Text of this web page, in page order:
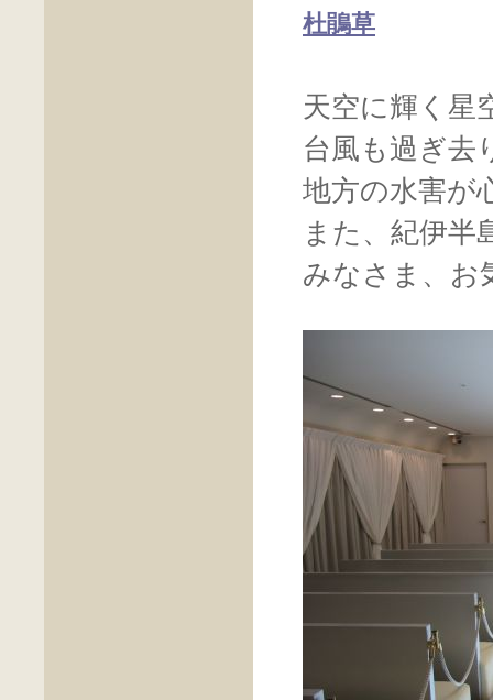
杜鵑草
天空に輝く星
台風も過ぎ去
地方の水害が
また、紀伊半
みなさま、お